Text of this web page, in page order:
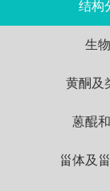
结构
生
黄酮及
蒽醌
甾体及